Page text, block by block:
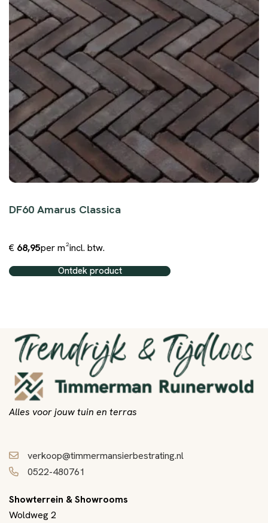
DF60 Amarus Classica
€ 68,95per m²incl. btw.
Ontdek product
Alles voor jouw tuin en terras
verkoop@timmermansierbestrating.nl
0522-480761
Showterrein & Showrooms
Woldweg 2